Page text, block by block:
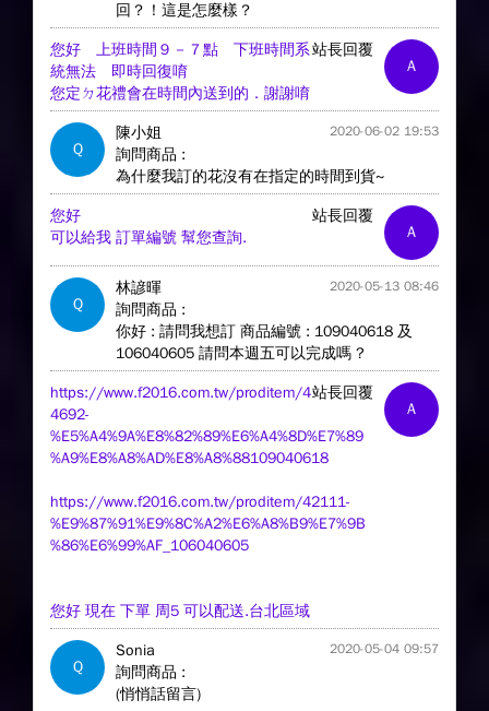
回？！這是怎麼樣？
A
站長回覆
您好 上班時間９－７點 下班時間系
統無法 即時回復唷
您定ㄉ花禮會在時間內送到的．謝謝唷
Q
陳小姐 2020-06-02 19:53
詢問商品 :
為什麼我訂的花沒有在指定的時間到貨~
A
站長回覆
您好
可以給我 訂單編號 幫您查詢.
Q
林諺暉 2020-05-13 08:46
詢問商品 :
你好 : 請問我想訂 商品編號 : 109040618 及
106040605 請問本週五可以完成嗎 ?
A
站長回覆
https://www.f2016.com.tw/proditem/4
4692-
%E5%A4%9A%E8%82%89%E6%A4%8D%E7%89
%A9%E8%A8%AD%E8%A8%88109040618
https://www.f2016.com.tw/proditem/42111-
%E9%87%91%E9%8C%A2%E6%A8%B9%E7%9B
%86%E6%99%AF_106040605
您好 現在 下單 周5 可以配送.台北區域
Q
Sonia 2020-05-04 09:57
詢問商品 :
(悄悄話留言)